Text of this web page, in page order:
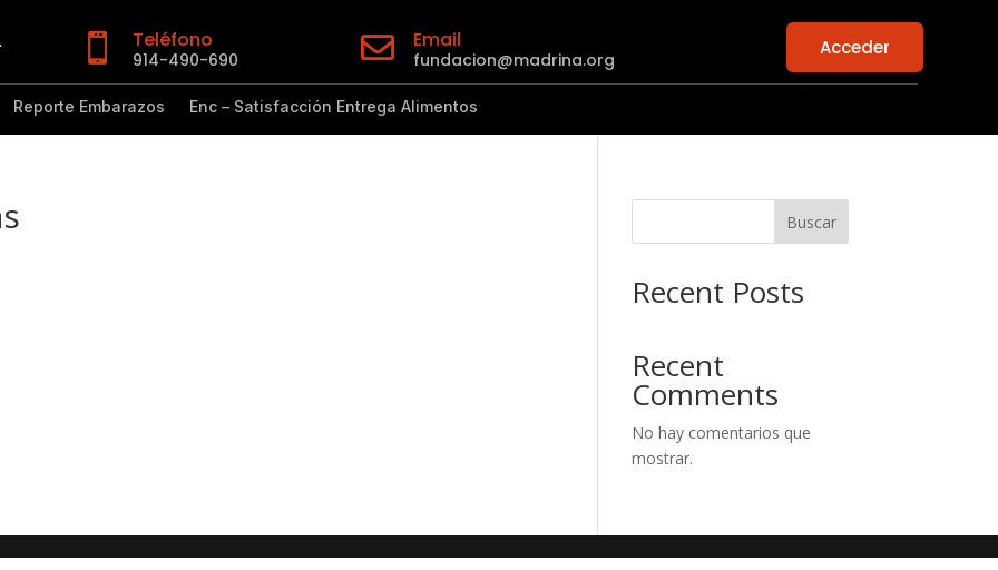
 Teléfono
914-490-690  Email
fundacion@madrina.org
Acceder
Reporte Embarazos Enc – Satisfacción Entrega Alimentos
Buscar
Recent Posts
Recent
Comments
No hay comentarios que
mostrar.